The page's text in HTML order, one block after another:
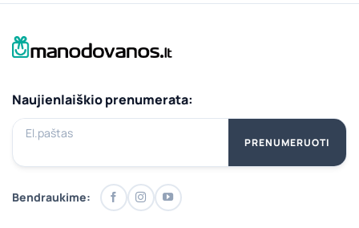
Naujienlaiškio prenumerata:
El.paštas
PRENUMERUOTI
Bendraukime: